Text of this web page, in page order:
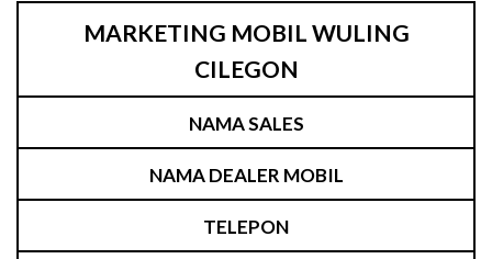
MARKETING MOBIL WULING
CILEGON
NAMA SALES
NAMA DEALER MOBIL
TELEPON